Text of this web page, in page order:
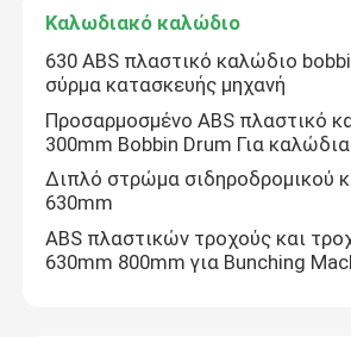
Καλωδιακό καλώδιο
630 ABS πλαστικό καλώδιο
σύρμα κατασκευής μηχανή
Προσαρμοσμένο ABS πλαστικό
300mm Bobbin Drum Για
Διπλό στρώμα σιδηροδρομικού
630mm
ABS πλαστικών τροχούς και
630mm 800mm για Bunching